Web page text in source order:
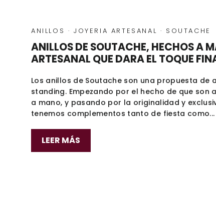
ANILLOS · JOYERIA ARTESANAL · SOUTACHE
ANILLOS DE SOUTACHE, HECHOS A
ARTESANAL QUE DARA EL TOQUE
Los anillos de Soutache son una propuesta de
standing. Empezando por el hecho de que son
a mano, y pasando por la originalidad y
tenemos complementos tanto de fiesta como...
LEER MÁS